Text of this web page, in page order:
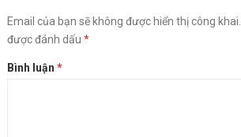
Email của bạn sẽ không được hiển thị công khai.
được đánh dấu *
Bình luận *